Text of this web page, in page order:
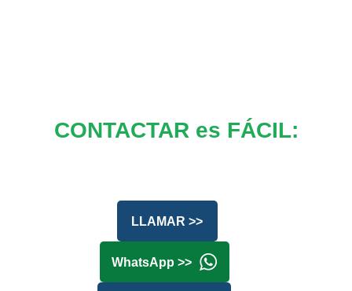
CONTACTAR es FÁCIL:
LLAMAR >>
WhatsApp >>